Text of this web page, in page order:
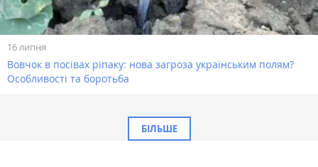
16 липня
Вовчок в посівах ріпаку: нова загроза українським полям?
Особливості та боротьба
БІЛЬШЕ